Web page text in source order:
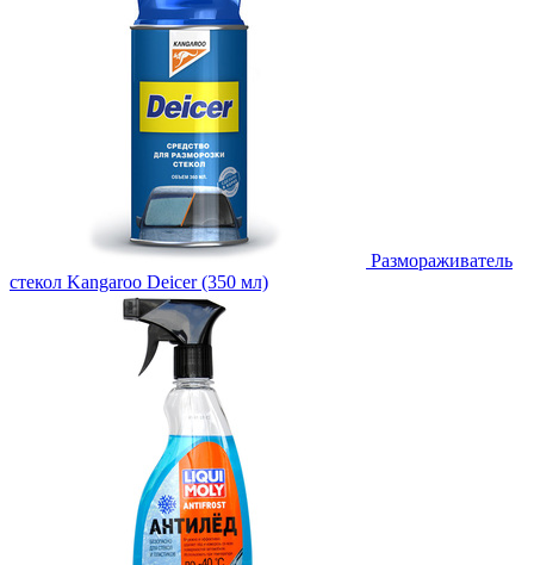
Размораживатель
стекол Kangaroo Deicer (350 мл)